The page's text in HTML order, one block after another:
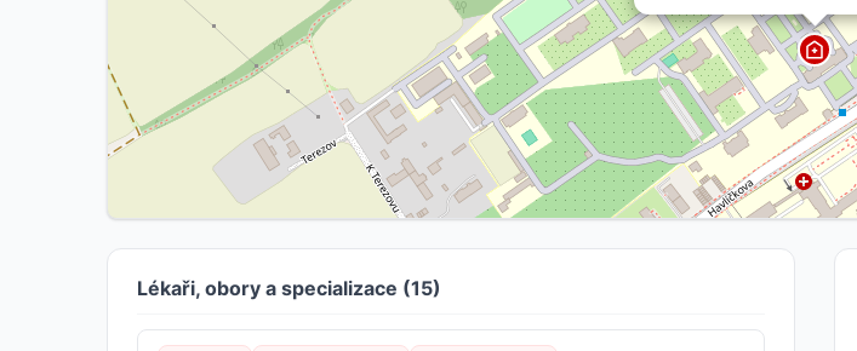
Lékaři, obory a specializace (15)